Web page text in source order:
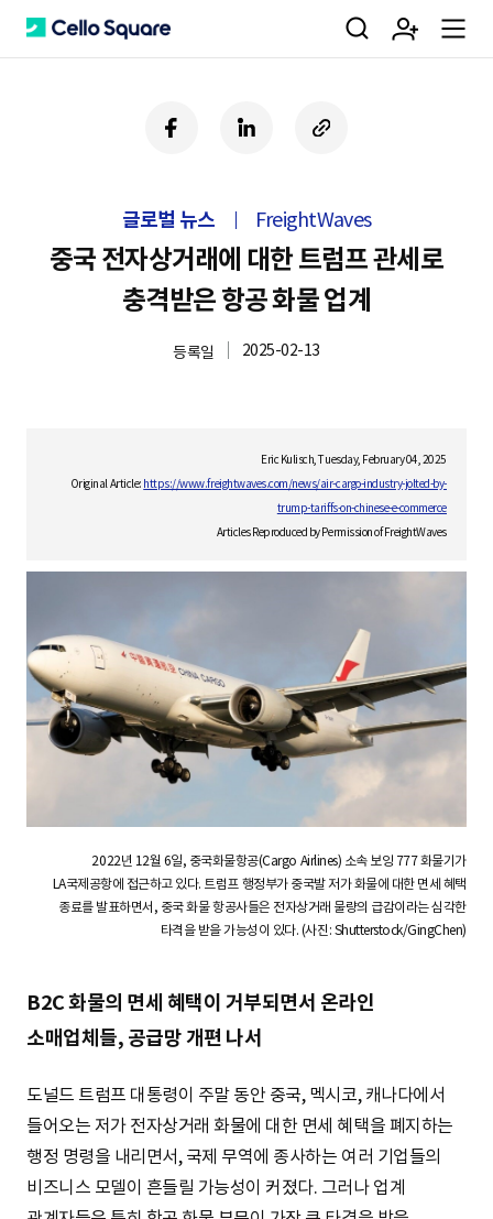
C
u
검 회 m
페
이
크
U
R
사
하
기
글로벌 뉴스 FreightWaves
중국 전자상거래에 대한 트럼프 관세로
충격받은 항공 화물 업계
등록일 2025-02-13
Eric Kulisch, Tuesday, February 04, 2025
Original Article: https://www.freightwaves.com/news/air-cargo-industry-jolted-by-
trump-tariffs-on-chinese-e-commerce
Articles Reproduced by Permission of FreightWaves
2022년 12월 6일, 중국화물항공(Cargo Airlines) 소속 보잉 777 화물기가
LA국제공항에 접근하고 있다. 트럼프 행정부가 중국발 저가 화물에 대한 면세 혜택
종료를 발표하면서, 중국 화물 항공사들은 전자상거래 물량의 급감이라는 심각한
타격을 받을 가능성이 있다. (사진: Shutterstock/GingChen)
B2C 화물의 면세 혜택이 거부되면서 온라인
소매업체들, 공급망 개편 나서
도널드 트럼프 대통령이 주말 동안 중국, 멕시코, 캐나다에서
들어오는 저가 전자상거래 화물에 대한 면세 혜택을 폐지하는
행정 명령을 내리면서, 국제 무역에 종사하는 여러 기업들의
비즈니스 모델이 흔들릴 가능성이 커졌다. 그러나 업계